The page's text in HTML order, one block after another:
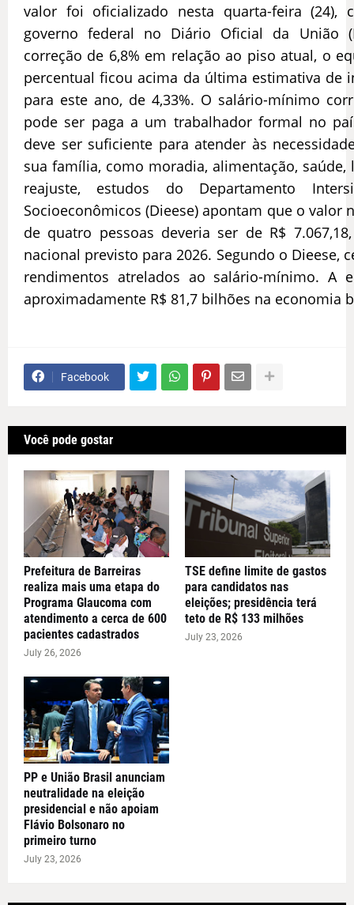
valor foi oficializado nesta quarta-feira (24),
governo federal no Diário Oficial da União
correção de 6,8% em relação ao piso atual, o
percentual ficou acima da última estimativa de
para este ano, de 4,33%. O salário-mínimo
pode ser paga a um trabalhador formal no
deve ser suficiente para atender às
sua família, como moradia, alimentação,
reajuste, estudos do Departamento
Socioeconômicos (Dieese) apontam que o
de quatro pessoas deveria ser de R$
nacional previsto para 2026. Segundo o Dieese,
rendimentos atrelados ao salário-mínimo. A
aproximadamente R$ 81,7 bilhões na economia
Facebook
Você pode gostar
Prefeitura de Barreiras
realiza mais uma etapa do
Programa Glaucoma com
atendimento a cerca de 600
pacientes cadastrados
July 26, 2026
TSE define limite de gastos
para candidatos nas
eleições; presidência terá
teto de R$ 133 milhões
July 23, 2026
PP e União Brasil anunciam
neutralidade na eleição
presidencial e não apoiam
Flávio Bolsonaro no
primeiro turno
July 23, 2026